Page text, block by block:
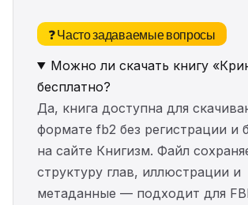
❓ Часто задаваемые вопросы
Можно ли скачать книгу
бесплатно?
Да, книга доступна для
формате fb2 без регистрации и
на сайте Книгизм. Файл
структуру глав, иллюстрации и
метаданные — подходит для